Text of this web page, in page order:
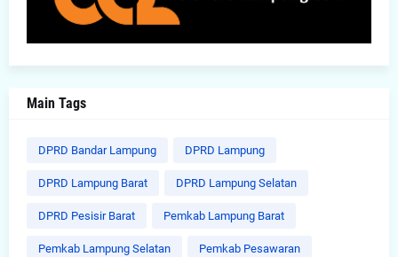
Main Tags
DPRD Bandar Lampung DPRD Lampung
DPRD Lampung Barat DPRD Lampung Selatan
DPRD Pesisir Barat Pemkab Lampung Barat
Pemkab Lampung Selatan Pemkab Pesawaran